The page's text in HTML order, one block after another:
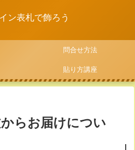
ン表札で飾ろう
問合せ方法
貼り方講座
らお届けについ